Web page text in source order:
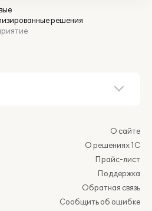
решения
О сайте
О решениях 1С
Прайс-лист
Поддержка
Обратная связь
Сообщить об ошибке